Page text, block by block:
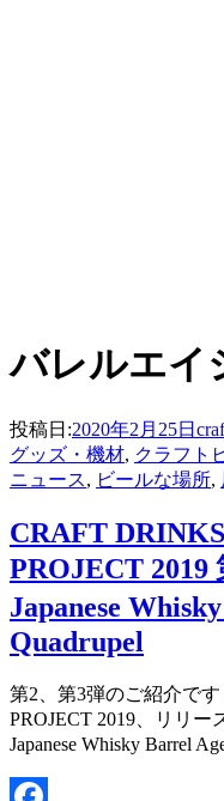
タグ
:
バレルエイ
投稿日:2020年2月25日
グッズ・機材, クラフト
ニュース, ビールな場所,
CRAFT
PROJECT 2019
Japanese
Quadrupel
投稿者master
第2、第3弾のご紹介で
PROJECT 2019、リリ
Japanese Whisky Barrel